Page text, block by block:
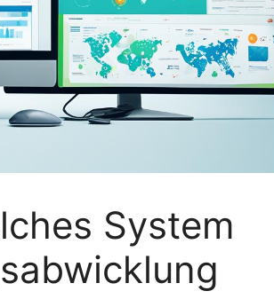
System